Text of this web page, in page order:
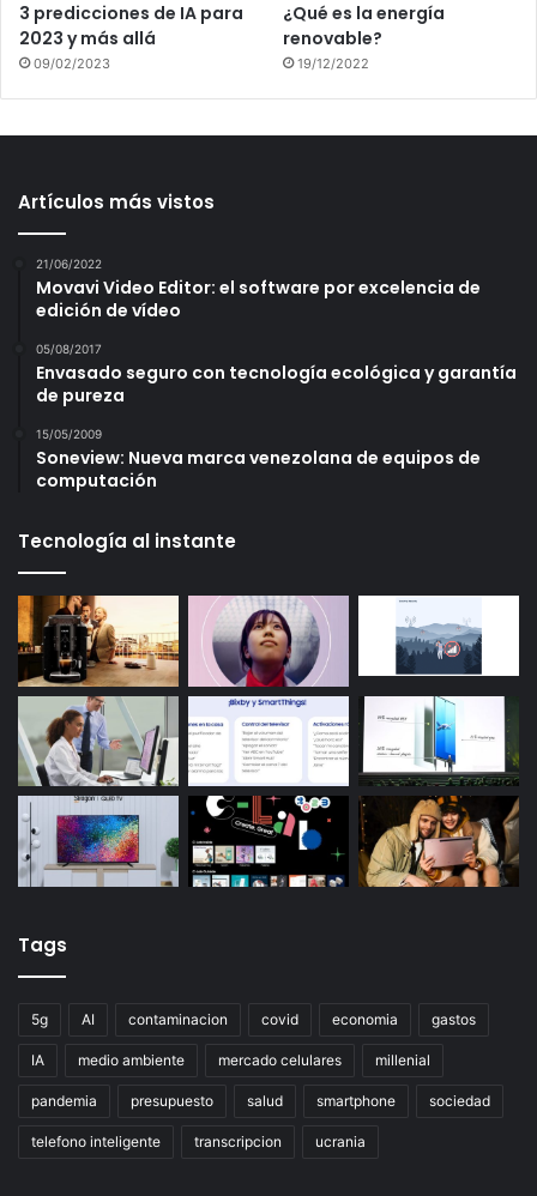
3 predicciones de IA para
2023 y más allá
09/02/2023
¿Qué es la energía
renovable?
19/12/2022
Artículos más vistos
21/06/2022
Movavi Video Editor: el software por excelencia de
edición de vídeo
05/08/2017
Envasado seguro con tecnología ecológica y garantía
de pureza
15/05/2009
Soneview: Nueva marca venezolana de equipos de
computación
Tecnología al instante
Tags
5g AI contaminacion covid economia gastos
IA medio ambiente mercado celulares millenial
pandemia presupuesto salud smartphone sociedad
telefono inteligente transcripcion ucrania